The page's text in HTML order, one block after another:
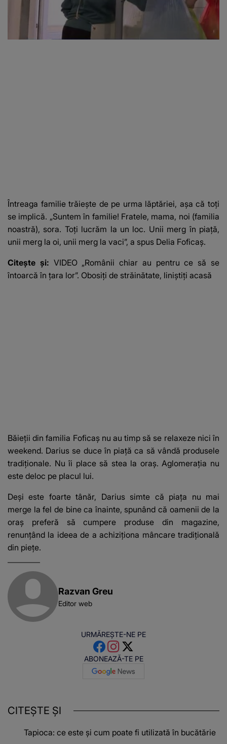
Întreaga familie trăiește de pe urma lăptăriei, așa că toți
se implică. „Suntem în familie! Fratele, mama, noi (familia
noastră), sora. Toți lucrăm la un loc. Unii merg în piață,
unii merg la oi, unii merg la vaci”, a spus Delia Foficaș.
Citește și: VIDEO „Românii chiar au pentru ce să se
întoarcă în țara lor”. Obosiți de străinătate, liniștiți acasă
Băieții din familia Foficaș nu au timp să se relaxeze nici în
weekend. Darius se duce în piață ca să vândă produsele
tradiționale. Nu îi place să stea la oraș. Aglomerația nu
este deloc pe placul lui.
Deși este foarte tânăr, Darius simte că piața nu mai
merge la fel de bine ca înainte, spunând că oamenii de la
oraș preferă să cumpere produse din magazine,
renunțând la ideea de a achiziționa mâncare tradițională
din piețe.
Razvan Greu
Editor web
URMĂREȘTE-NE PE
ABONEAZĂ-TE PE
CITEȘTE ȘI
Tapioca: ce este și cum poate fi utilizată în bucătărie